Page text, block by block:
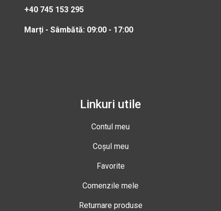
+40 745 153 295
Marți - Sâmbătă: 09:00 - 17:00
Linkuri utile
Contul meu
Coșul meu
Favorite
Comenzile mele
Returnare produse